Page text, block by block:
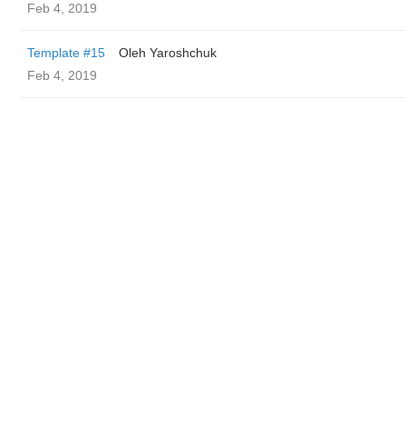
Feb 4, 2019
Template #15
Oleh Yaroshchuk
Feb 4, 2019